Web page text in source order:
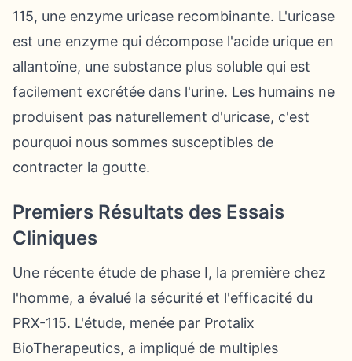
115, une enzyme uricase recombinante. L'uricase
est une enzyme qui décompose l'acide urique en
allantoïne, une substance plus soluble qui est
facilement excrétée dans l'urine. Les humains ne
produisent pas naturellement d'uricase, c'est
pourquoi nous sommes susceptibles de
contracter la goutte.
Premiers Résultats des Essais
Cliniques
Une récente étude de phase I, la première chez
l'homme, a évalué la sécurité et l'efficacité du
PRX-115. L'étude, menée par Protalix
BioTherapeutics, a impliqué de multiples